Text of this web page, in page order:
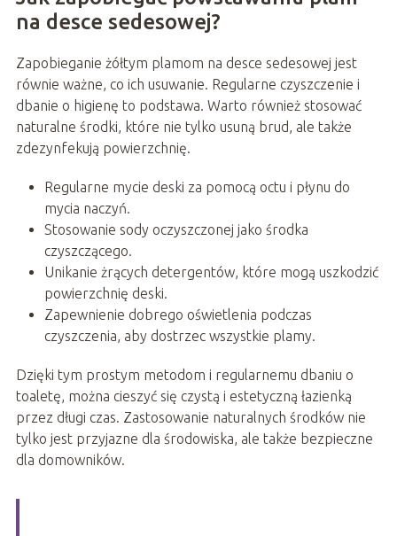
na desce sedesowej?
Zapobieganie żółtym plamom na desce sedesowej jest
równie ważne, co ich usuwanie. Regularne czyszczenie i
dbanie o higienę to podstawa. Warto również stosować
naturalne środki, które nie tylko usuną brud, ale także
zdezynfekują powierzchnię.
Regularne mycie deski za pomocą octu i płynu do
mycia naczyń.
Stosowanie sody oczyszczonej jako środka
czyszczącego.
Unikanie żrących detergentów, które mogą uszkodzić
powierzchnię deski.
Zapewnienie dobrego oświetlenia podczas
czyszczenia, aby dostrzec wszystkie plamy.
Dzięki tym prostym metodom i regularnemu dbaniu o
toaletę, można cieszyć się czystą i estetyczną łazienką
przez długi czas. Zastosowanie naturalnych środków nie
tylko jest przyjazne dla środowiska, ale także bezpieczne
dla domowników.